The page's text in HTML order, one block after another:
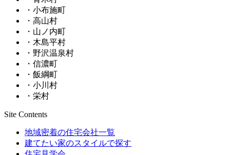
・小布施町
・高山村
・山ノ内町
・木島平村
・野沢温泉村
・信濃町
・飯綱町
・小川村
・栄村
Site Contents
地域密着の住宅会社一覧
建てたい家のスタイルで探す